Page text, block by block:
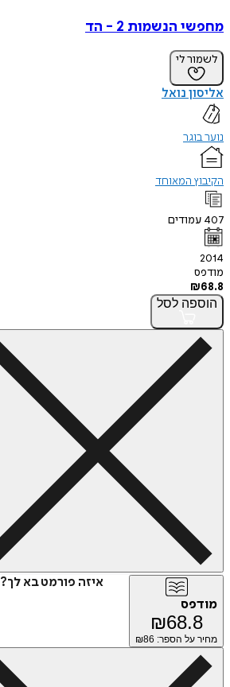
מחפשי הנשמות 2 - הד
לשמור לי
אליסון נואל
נוער בוגר
הקיבוץ המאוחד
407 עמודים
2014
מודפס
₪68.8
הוספה לסל
איזה פורמט בא לך?
מודפס
₪68.8
מחיר על הספר: ₪ 86